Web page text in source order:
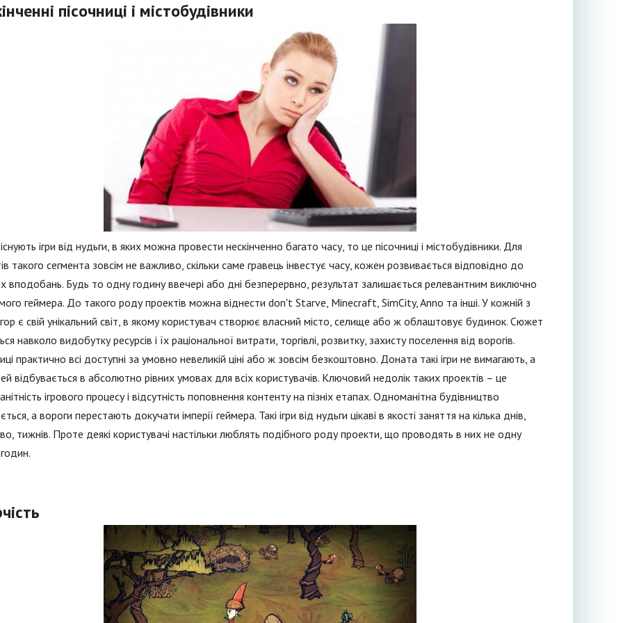
пісочниці і містобудівники
ігри від нудьги, в яких можна провести нескінченно багато часу, то це пісочниці і містобудівники. Для
такого сегмента зовсім не важливо, скільки саме гравець інвестує часу, кожен розвивається відповідно до
вподобань. Будь то одну годину ввечері або дні безперервно, результат залишається релевантним виключно
геймера. До такого роду проектів можна віднести don't Starve, Minecraft, SimCity, Anno та інші. У кожній з
є свій унікальний світ, в якому користувач створює власний місто, селище або ж облаштовує будинок. Сюжет
навколо видобутку ресурсів і їх раціональної витрати, торгівлі, розвитку, захисту поселення від ворогів.
практично всі доступні за умовно невеликій ціні або ж зовсім безкоштовно. Доната такі ігри не вимагають, а
відбувається в абсолютно рівних умовах для всіх користувачів. Ключовий недолік таких проектів – це
ігрового процесу і відсутність поповнення контенту на пізніх етапах. Одноманітна будівництво
а вороги перестають докучати імперії геймера. Такі ігри від нудьги цікаві в якості заняття на кілька днів,
тижнів. Проте деякі користувачі настільки люблять подібного роду проекти, що проводять в них не одну